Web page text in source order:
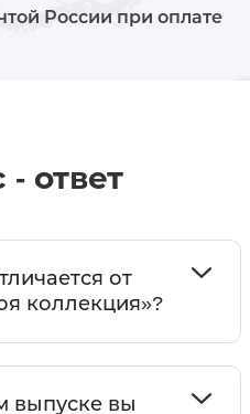
России при оплате
ответ
от
коллекция»?
выпуске вы